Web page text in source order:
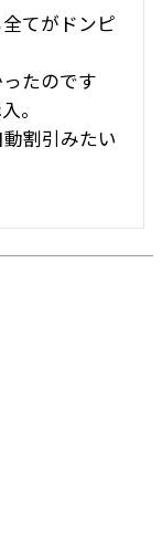
てがドンピ
たのです
。
割引みたい